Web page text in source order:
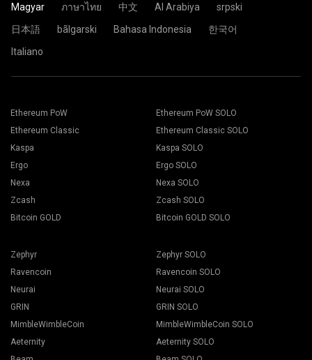
Magyar
ภาษาไทย 中文 Al Arabiya
srpski
日本語
bãlgarski Bahasa Indonesia
한국어
Italiano
Ethereum PoW
Ethereum Classic
Kaspa
Ergo
Nexa
Zcash
Bitcoin GOLD
Ethereum PoW SOLO
Ethereum Classic SOLO
Kaspa SOLO
Ergo SOLO
Nexa SOLO
Zcash SOLO
Bitcoin GOLD SOLO
Zephyr
Ravencoin
Neurai
GRIN
MimbleWimbleCoin
Aeternity
Zephyr SOLO
Ravencoin SOLO
Neurai SOLO
GRIN SOLO
MimbleWimbleCoin SOLO
Aeternity SOLO